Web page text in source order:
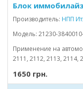
Блок
Производитель: НПП
Модель: 21230-
Применение на
2111, 2112, 2113, 2114,
1650 грн.